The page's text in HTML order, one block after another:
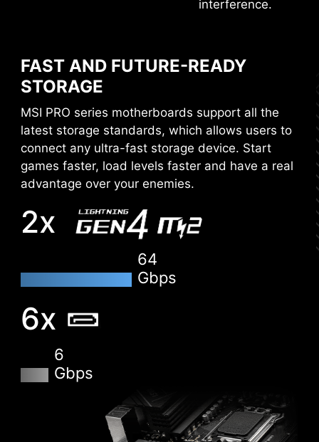
interference.
FAST AND FUTURE-READY
STORAGE
MSI PRO series motherboards support all the
latest storage standards, which allows users to
connect any ultra-fast storage device. Start
games faster, load levels faster and have a real
advantage over your enemies.
2x
64
Gbps
6x
6
Gbps
the application, you can monitor the detailed
and HTML.
RESIZABLE BAR
PCI Express feature that enables the CPU to
access the entire GPU frame buffer at once and